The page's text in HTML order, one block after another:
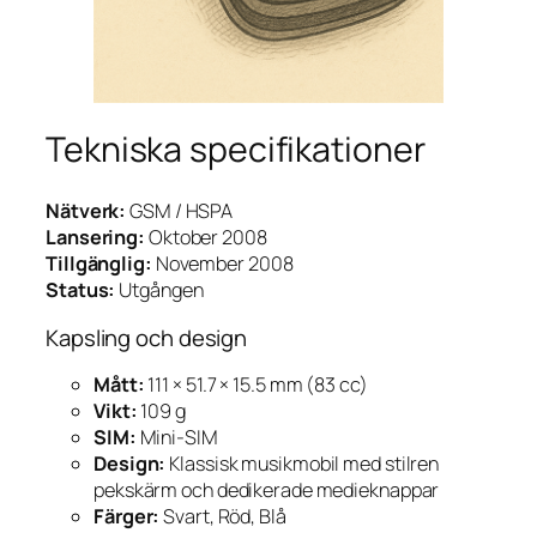
Tekniska specifikationer
Nätverk: GSM / HSPA
Lansering: Oktober 2008
Tillgänglig: November 2008
Status: Utgången
Kapsling och design
Mått: 111 × 51.7 × 15.5 mm (83 cc)
Vikt: 109 g
SIM: Mini-SIM
Design: Klassisk musikmobil med stilren
pekskärm och dedikerade medieknappar
Färger: Svart, Röd, Blå